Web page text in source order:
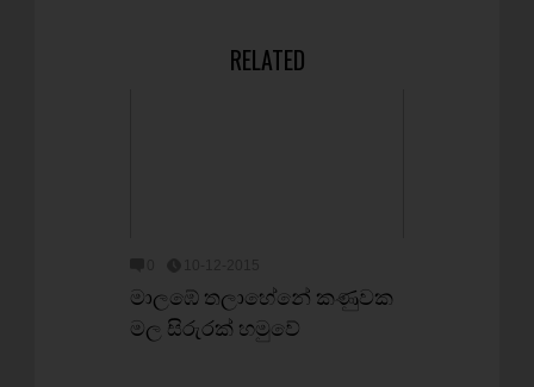
RELATED
මාලඹේ තලාහේනේ කණුවක
මල සිරුරක් හමුවේ